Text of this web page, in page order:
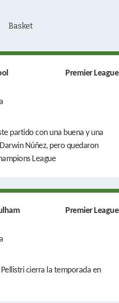
Premier League
partido con una buena y una
Núñez, pero quedaron
League
Premier League
cierra la temporada en